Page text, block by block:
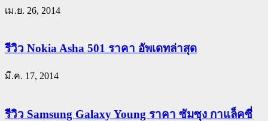
เม.ย. 26, 2014
รีวิว Nokia Asha 501 ราคา อัพเดทล่าสุด
มี.ค. 17, 2014
รีวิว Samsung Galaxy Young ราคา ซัมซุง กาแล็คซี่